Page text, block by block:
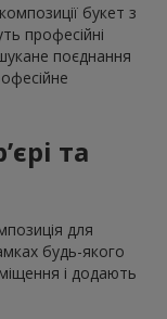
букет з
професійні
поєднання
та
для
будь-якого
і додають